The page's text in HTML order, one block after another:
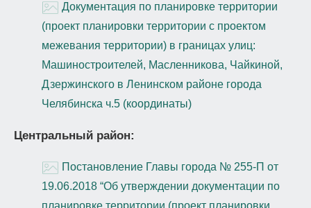
Документация по планировке территории
(проект планировки территории с проектом
межевания территории) в границах улиц:
Машиностроителей, Масленникова, Чайкиной,
Дзержинского в Ленинском районе города
Челябинска ч.5 (координаты)
Центральный район:
Постановление Главы города № 255-П от
19.06.2018 “Об утверждении документации по
планировке территории (проект планировки